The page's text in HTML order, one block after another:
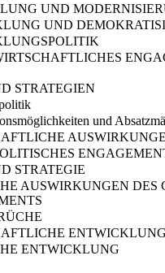
UND
UND
STRATEGIEN
und
STRATEGIE
AUSWIRKUNGEN DES
ENTWICKLUNG
ENTWICKLUNG